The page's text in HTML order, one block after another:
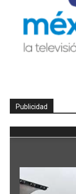
Publicidad